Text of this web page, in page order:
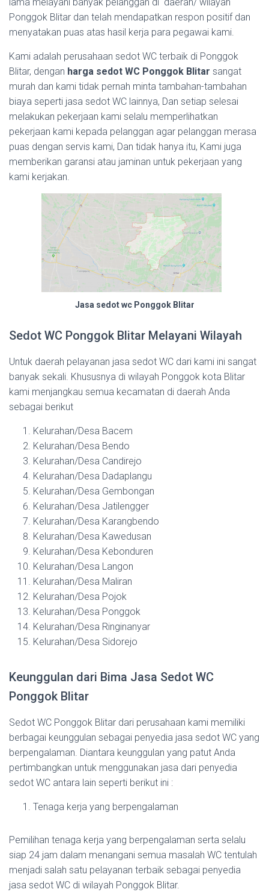
Ponggok Blitar dan telah mendapatkan respon positif dan
menyatakan puas atas hasil kerja para pegawai kami.
Kami adalah perusahaan sedot WC terbaik di Ponggok
Blitar, dengan harga sedot WC Ponggok Blitar sangat
murah dan kami tidak pernah minta tambahan-tambahan
biaya seperti jasa sedot WC lainnya, Dan setiap selesai
melakukan pekerjaan kami selalu memperlihatkan
pekerjaan kami kepada pelanggan agar pelanggan merasa
puas dengan servis kami, Dan tidak hanya itu, Kami juga
memberikan garansi atau jaminan untuk pekerjaan yang
kami kerjakan.
Jasa sedot wc Ponggok Blitar
Sedot WC Ponggok Blitar Melayani Wilayah
Untuk daerah pelayanan jasa sedot WC dari kami ini sangat
banyak sekali. Khususnya di wilayah Ponggok kota Blitar
kami menjangkau semua kecamatan di daerah Anda
sebagai berikut
Kelurahan/Desa Bacem
Kelurahan/Desa Bendo
Kelurahan/Desa Candirejo
Kelurahan/Desa Dadaplangu
Kelurahan/Desa Gembongan
Kelurahan/Desa Jatilengger
Kelurahan/Desa Karangbendo
Kelurahan/Desa Kawedusan
Kelurahan/Desa Kebonduren
Kelurahan/Desa Langon
Kelurahan/Desa Maliran
Kelurahan/Desa Pojok
Kelurahan/Desa Ponggok
Kelurahan/Desa Ringinanyar
Kelurahan/Desa Sidorejo
Keunggulan dari Bima Jasa Sedot WC
Ponggok Blitar
Sedot WC Ponggok Blitar dari perusahaan kami memiliki
berbagai keunggulan sebagai penyedia jasa sedot WC yang
berpengalaman. Diantara keunggulan yang patut Anda
pertimbangkan untuk menggunakan jasa dari penyedia
sedot WC antara lain seperti berikut ini :
Tenaga kerja yang berpengalaman
Pemilihan tenaga kerja yang berpengalaman serta selalu
siap 24 jam dalam menangani semua masalah WC tentulah
menjadi salah satu pelayanan terbaik sebagai penyedia
jasa sedot WC di wilayah Ponggok Blitar.